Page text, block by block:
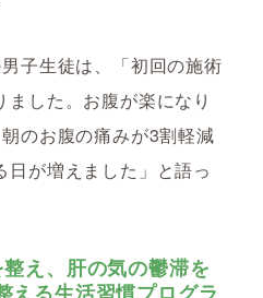
子生徒は、「初回の施術
した。お腹が楽になり
のお腹の痛みが3割軽減
日が増えました」と語っ
え、肝の気の鬱滞を